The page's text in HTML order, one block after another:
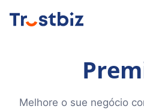
para
Melhore o sue negócio